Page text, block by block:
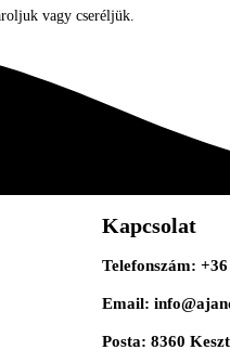
vagy cseréljük.
Kapcsolat
Telefonszám:
Email:
Posta: 8360